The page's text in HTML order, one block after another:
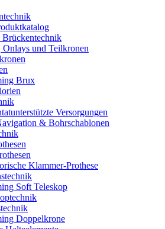
Onlays und Teilkronen
Brux
Versorgungen
& Bohr­schablonen
Klammer-Prothese
Soft Teleskop
Doppelkrone